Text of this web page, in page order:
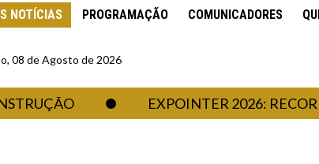
NOTÍCIAS PROGRAMAÇÃO COMUNICADORES
08 de Agosto de 2026
EXPOINTER 2026: RECORDE